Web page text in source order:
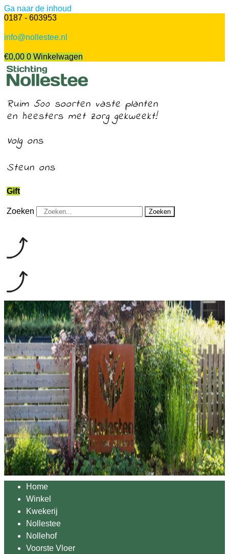
Ga naar de inhoud
0187 - 603953
info@nollestee.nl
€0,00 0 Winkelwagen
Ruim 500 soorten vaste planten
en heesters met zorg gekweekt!
Volg ons
Steun ons
Gift
Zoeken Zoeken
Home
Winkel
Kwekerij
Nollestee
Nollehof
Voorste Vloer